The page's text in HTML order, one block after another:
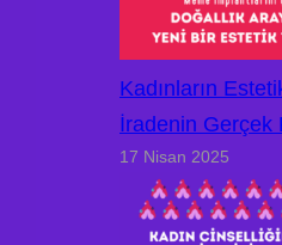
Kadınların
İradenin Gerçek
17 Nisan 2025